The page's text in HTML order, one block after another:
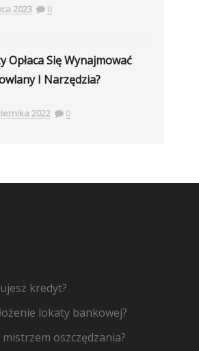
2023 0
Opłaca Się Wynajmować
I Narzędzia?
2022 0
kredyt?
lokaty bankowej?
oszczędzania?